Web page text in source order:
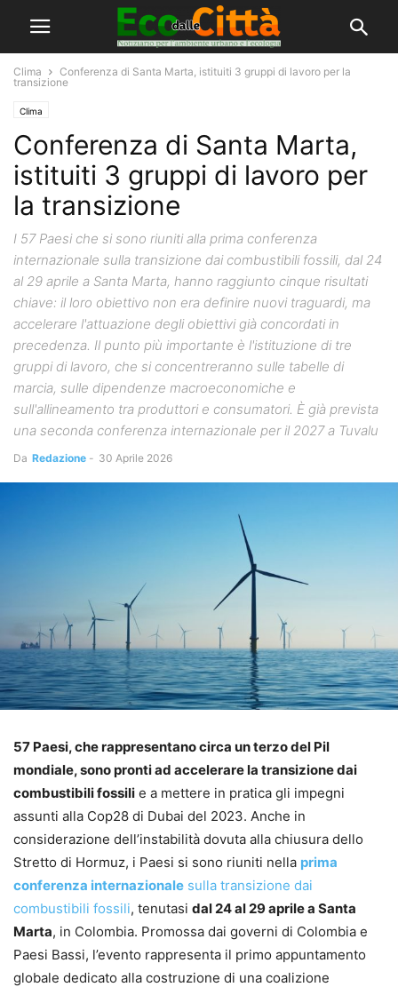
Clima
Conferenza di Santa Marta, istituiti 3 gruppi di lavoro per la
transizione
Clima
Conferenza di Santa Marta,
istituiti 3 gruppi di lavoro per
la transizione
I 57 Paesi che si sono riuniti alla prima conferenza
internazionale sulla transizione dai combustibili fossili, dal 24
al 29 aprile a Santa Marta, hanno raggiunto cinque risultati
chiave: il loro obiettivo non era definire nuovi traguardi, ma
accelerare l'attuazione degli obiettivi già concordati in
precedenza. Il punto più importante è l'istituzione di tre
gruppi di lavoro, che si concentreranno sulle tabelle di
marcia, sulle dipendenze macroeconomiche e
sull'allineamento tra produttori e consumatori. È già prevista
una seconda conferenza internazionale per il 2027 a Tuvalu
Da Redazione - 30 Aprile 2026
57 Paesi, che rappresentano circa un terzo del Pil
mondiale, sono pronti ad accelerare la transizione dai
combustibili fossili e a mettere in pratica gli impegni
assunti alla Cop28 di Dubai del 2023. Anche in
considerazione dell’instabilità dovuta alla chiusura dello
Stretto di Hormuz, i Paesi si sono riuniti nella prima
conferenza internazionale sulla transizione dai
combustibili fossili, tenutasi dal 24 al 29 aprile a Santa
Marta, in Colombia. Promossa dai governi di Colombia e
Paesi Bassi, l’evento rappresenta il primo appuntamento
globale dedicato alla costruzione di una coalizione